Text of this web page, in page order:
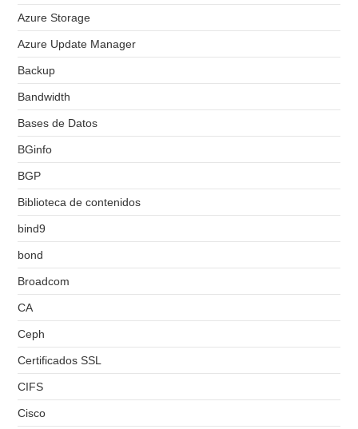
Azure Storage
Azure Update Manager
Backup
Bandwidth
Bases de Datos
BGinfo
BGP
Biblioteca de contenidos
bind9
bond
Broadcom
CA
Ceph
Certificados SSL
CIFS
Cisco